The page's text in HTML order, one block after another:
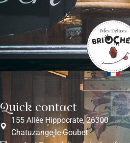
Quick contact
155 Allée Hippocrate, 26300
Chatuzange-le-Goubet